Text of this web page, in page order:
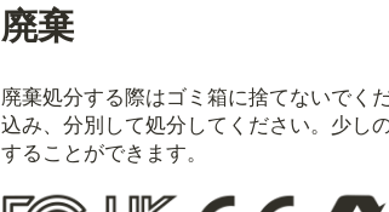
廃棄
廃棄処分する際はゴミ箱に捨てないでく
込み、分別して処分してください。少し
することができます。